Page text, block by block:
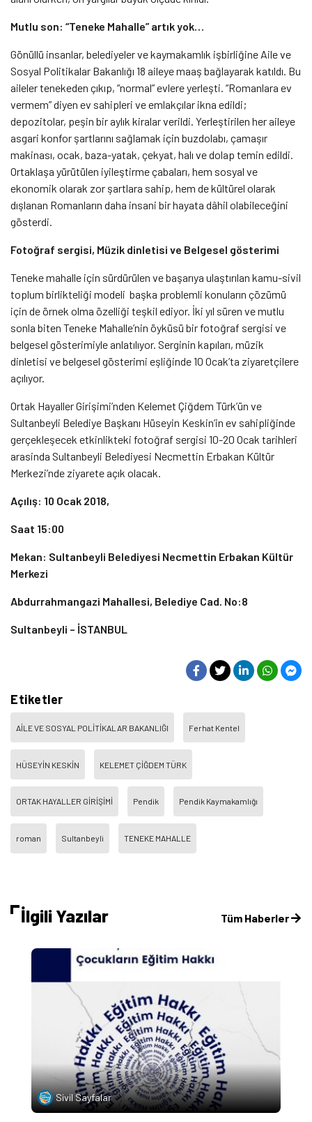
Mutlu son: “Teneke Mahalle” artık yok…
Gönüllü insanlar, belediyeler ve kaymakamlık işbirliğine Aile ve
Sosyal Politikalar Bakanlığı 18 aileye maaş bağlayarak katıldı. Bu
aileler tenekeden çıkıp, “normal” evlere yerleşti. “Romanlara ev
vermem” diyen ev sahipleri ve emlakçılar ikna edildi;
depozitolar, peşin bir aylık kiralar verildi. Yerleştirilen her aileye
asgari konfor şartlarını sağlamak için buzdolabı, çamaşır
makinası, ocak, baza-yatak, çekyat, halı ve dolap temin edildi.
Ortaklaşa yürütülen iyileştirme çabaları, hem sosyal ve
ekonomik olarak zor şartlara sahip, hem de kültürel olarak
dışlanan Romanların daha insani bir hayata dâhil olabileceğini
gösterdi.
Fotoğraf sergisi, Müzik dinletisi ve Belgesel gösterimi
Teneke mahalle için sürdürülen ve başarıya ulaştırılan kamu-sivil
toplum birlikteliği modeli başka problemli konuların çözümü
için de örnek olma özelliği teşkil ediyor. İki yıl süren ve mutlu
sonla biten Teneke Mahalle’nin öyküsü bir fotoğraf sergisi ve
belgesel gösterimiyle anlatılıyor. Serginin kapıları, müzik
dinletisi ve belgesel gösterimi eşliğinde 10 Ocak’ta ziyaretçilere
açılıyor.
Ortak Hayaller Girişimi’nden Kelemet Çiğdem Türk’ün ve
Sultanbeyli Belediye Başkanı Hüseyin Keskin’in ev sahipliğinde
gerçekleşecek etkinlikteki fotoğraf sergisi 10-20 Ocak tarihleri
arasinda Sultanbeyli Belediyesi Necmettin Erbakan Kültür
Merkezi’nde ziyarete açık olacak.
Açılış: 10 Ocak 2018,
Saat 15:00
Mekan: Sultanbeyli Belediyesi Necmettin Erbakan Kültür
Merkezi
Abdurrahmangazi Mahallesi, Belediye Cad. No:8
Sultanbeyli – İSTANBUL
Etiketler
AİLE VE SOSYAL POLİTİKALAR BAKANLIĞI Ferhat Kentel
HÜSEYİN KESKİN KELEMET ÇİĞDEM TÜRK
ORTAK HAYALLER GİRİŞİMİ Pendik Pendik Kaymakamlığı
roman Sultanbeyli TENEKE MAHALLE
İlgili Yazılar Tüm Haberler
Sivil Sayfalar